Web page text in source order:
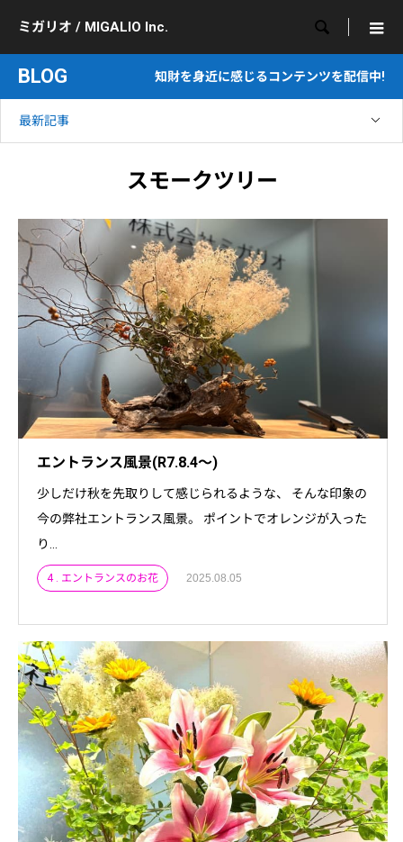
ミガリオ / MIGALIO Inc. 
BLOG 知財を身近に感じるコンテンツを配信中!
最新記事
スモークツリー
エントランス風景(R7.8.4～)
少しだけ秋を先取りして感じられるような、 そんな印象の
今の弊社エントランス風景。 ポイントでオレンジが入った
り...
4 . エントランスのお花 2025.08.05